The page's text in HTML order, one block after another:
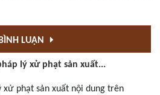
LUẬN
lý xử phạt sản xuất...
xử phạt sản xuất nội dung trên